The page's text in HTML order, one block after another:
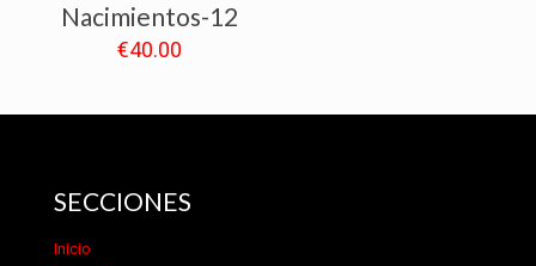
Nacimientos-12
€40.00
SECCIONES
Inicio